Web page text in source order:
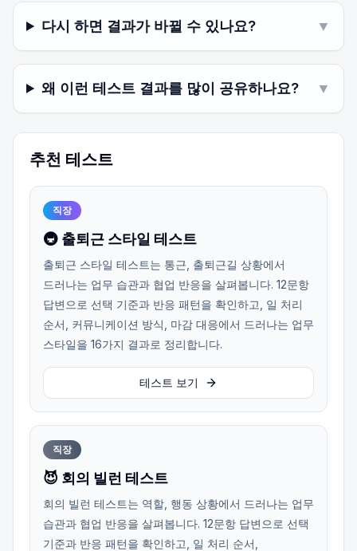
다시 하면 결과가 바뀔 수 있나요? ▼
왜 이런 테스트 결과를 많이 공유하나요? ▼
추천 테스트
직장
🚇 출퇴근 스타일 테스트
출퇴근 스타일 테스트는 통근, 출퇴근길 상황에서
드러나는 업무 습관과 협업 반응을 살펴봅니다. 12문항
답변으로 선택 기준과 반응 패턴을 확인하고, 일 처리
순서, 커뮤니케이션 방식, 마감 대응에서 드러나는 업무
스타일을 16가지 결과로 정리합니다.
테스트 보기
직장
😈 회의 빌런 테스트
회의 빌런 테스트는 역할, 행동 상황에서 드러나는 업무
습관과 협업 반응을 살펴봅니다. 12문항 답변으로 선택
기준과 반응 패턴을 확인하고, 일 처리 순서,